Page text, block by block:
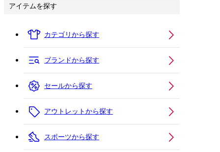
アイテムを探す
カテゴリから探す
ブランドから探す
セールから探す
アウトレットから探す
スポーツから探す